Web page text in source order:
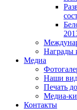
Награды
Медиа
Наши
Печать
Медиа-
Контакты